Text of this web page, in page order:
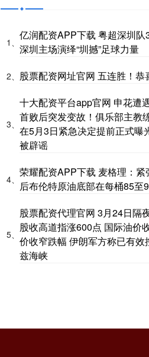
1、
亿润配资APP下载 粤超深圳队
深圳主场演绎“圳撼”足球力量
2、 股票配资网址官网 五连胜！恭
3、
十大配资平台app官网 申花遭
首败后突发变故！俱乐部主教
在5月3日紧急决定提前正式曝
被辟谣
4、
荣耀配资APP下载 麦格理：紧
后布伦特原油底部在每桶85至
5、
股票配资代理官网 3月24日隔
股收高道指涨600点 国际油价
价收窄跌幅 伊朗军方称已有效
兹海峡